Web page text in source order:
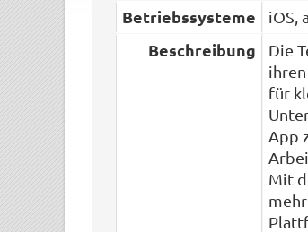
Betriebssysteme
iOS,
Beschreibung
Die
für
App
Mit